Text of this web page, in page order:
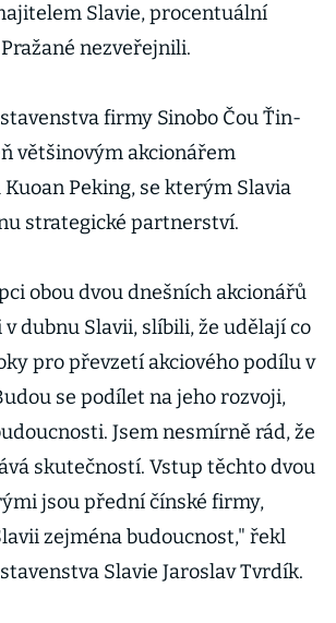
Slavie, procentuální
nezveřejnili.
firmy Sinobo Čou Ťin-
většinovým akcionářem
Peking, se kterým Slavia
strategické partnerství.
obou dvou dnešních akcionářů
dubnu Slavii, slíbili, že udělají co
pro převzetí akciového podílu v
se podílet na jeho rozvoji,
Jsem nesmírně rád, že
skutečností. Vstup těchto dvou
jsou přední čínské firmy,
zejména budoucnost," řekl
Slavie Jaroslav Tvrdík.